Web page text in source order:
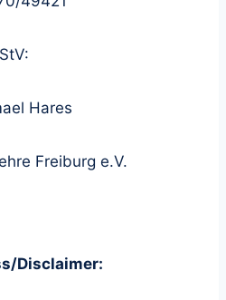
Hares
Freiburg e.V.
Disclaimer: